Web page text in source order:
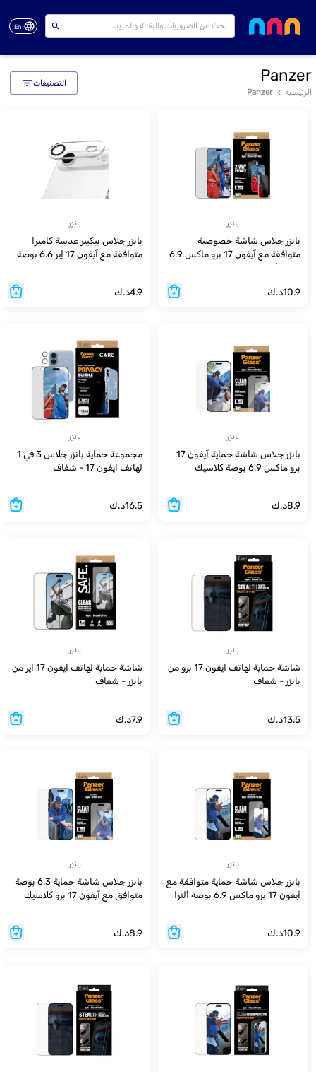
En
Panzer
الرئيسية Panzer
بانزر
بانزر جلاس شاشة خصوصية
متوافقة مع آيفون 17 برو ماكس 6.9
بوصة ألترا
10.9د.ك
بانزر
بانزر جلاس بيكبير عدسة كاميرا
متوافقة مع آيفون 17 إير 6.6 بوصة
4.9د.ك
بانزر
بانزر جلاس شاشة حماية آيفون 17
برو ماكس 6.9 بوصة كلاسيك
8.9د.ك
بانزر
مجموعة حماية بانزر جلاس 3 في 1
لهاتف ايفون 17 - شفاف
16.5د.ك
بانزر
شاشة حماية لهاتف ايفون 17 برو من
بانزر - شفاف
13.5د.ك
بانزر
شاشة حماية لهاتف ايفون 17 اير من
بانزر - شفاف
7.9د.ك
بانزر
بانزر جلاس شاشة حماية متوافقة مع
آيفون 17 برو ماكس 6.9 بوصة ألترا
10.9د.ك
بانزر
بانزر جلاس شاشة حماية 6.3 بوصة
متوافق مع آيفون 17 برو كلاسيك
8.9د.ك
التصنيفات